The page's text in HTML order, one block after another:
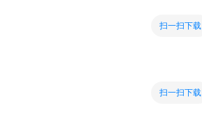
扫一扫下载
扫一扫下载